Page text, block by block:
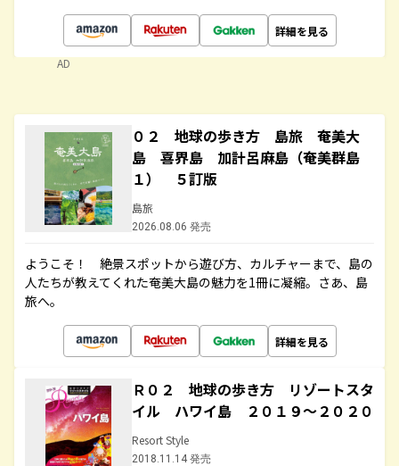
詳細を見る
AD
０２ 地球の歩き方 島旅 奄美大
島 喜界島 加計呂麻島（奄美群島
１） ５訂版
島旅
2026.08.06 発売
ようこそ！ 絶景スポットから遊び方、カルチャーまで、島の
人たちが教えてくれた奄美大島の魅力を1冊に凝縮。さあ、島
旅へ。
詳細を見る
Ｒ０２ 地球の歩き方 リゾートスタ
イル ハワイ島 ２０１９～２０２０
Resort Style
2018.11.14 発売